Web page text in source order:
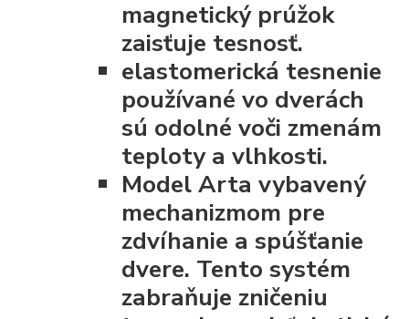
magnetický prúžok
zaisťuje tesnosť.
elastomerická tesnenie
používané vo dverách
sú odolné voči zmenám
teploty a vlhkosti.
Model Arta vybavený
mechanizmom pre
zdvíhanie a spúšťanie
dvere. Tento systém
zabraňuje zničeniu